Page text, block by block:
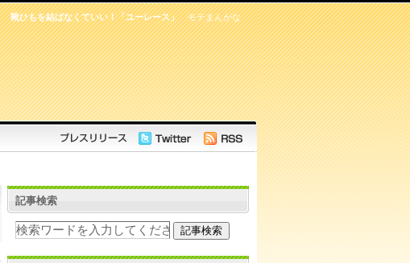
モテまんがな
靴ひもを結ばなくていい！「ユーレース」
記事検索